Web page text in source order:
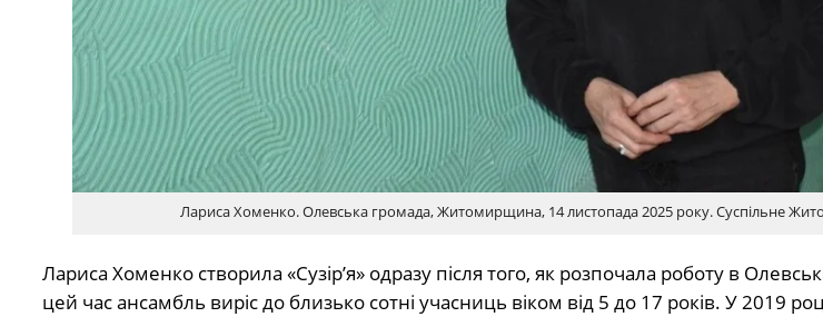
Лариса Хоменко. Олевська громада, Житомирщина, 14 листопада 2025 року. Суспільне
Лариса Хоменко створила «Сузір’я» одразу після того, як розпочала роботу в
цей час ансамбль виріс до близько сотні учасниць віком від 5 до 17 років. У 2019